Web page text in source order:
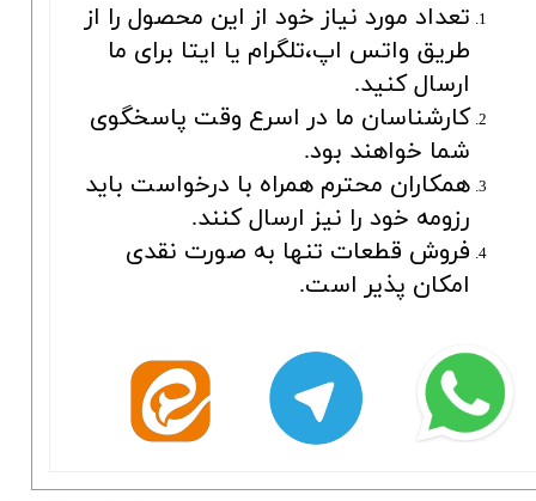
تعداد مورد نیاز خود از این محصول را از
طریق واتس اپ،تلگرام یا ایتا برای ما
ارسال کنید.
کارشناسان ما در اسرع وقت پاسخگوی
شما خواهند بود.
همکاران محترم همراه با درخواست باید
رزومه خود را نیز ارسال کنند.
فروش قطعات تنها به صورت نقدی
امکان پذیر است.